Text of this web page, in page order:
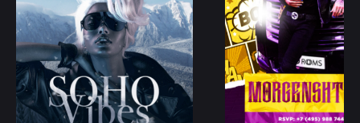
Ближайшие
события